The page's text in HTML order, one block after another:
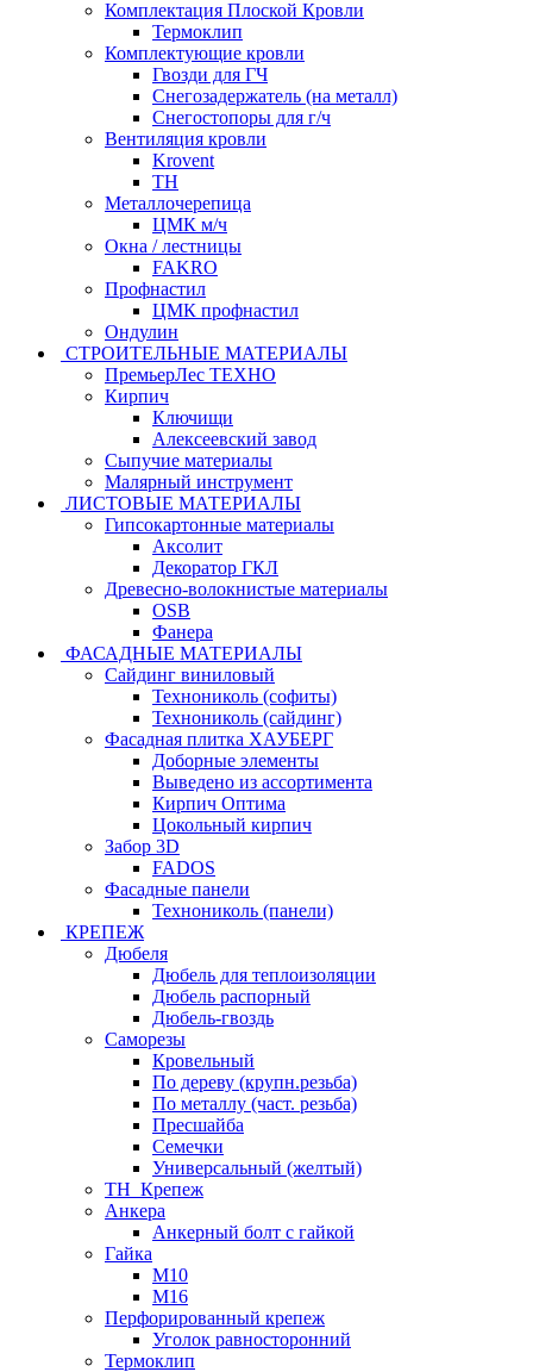
Комплектация Плоской Кровли
Термоклип
Комплектующие кровли
Гвозди для ГЧ
Снегозадержатель (на металл)
Снегостопоры для г/ч
Вентиляция кровли
Krovent
ТН
Металлочерепица
ЦМК м/ч
Окна / лестницы
FAKRO
Профнастил
ЦМК профнастил
Ондулин
СТРОИТЕЛЬНЫЕ МАТЕРИАЛЫ
ПремьерЛес ТЕХНО
Кирпич
Ключищи
Алексеевский завод
Сыпучие материалы
Малярный инструмент
ЛИСТОВЫЕ МАТЕРИАЛЫ
Гипсокартонные материалы
Аксолит
Декоратор ГКЛ
Древесно-волокнистые материалы
OSB
Фанера
ФАСАДНЫЕ МАТЕРИАЛЫ
Сайдинг виниловый
Технониколь (софиты)
Технониколь (сайдинг)
Фасадная плитка ХАУБЕРГ
Доборные элементы
Выведено из ассортимента
Кирпич Оптима
Цокольный кирпич
Забор 3D
FADOS
Фасадные панели
Технониколь (панели)
КРЕПЕЖ
Дюбеля
Дюбель для теплоизоляции
Дюбель распорный
Дюбель-гвоздь
Саморезы
Кровельный
По дереву (крупн.резьба)
По металлу (част. резьба)
Пресшайба
Семечки
Универсальный (желтый)
ТН_Крепеж
Анкера
Анкерный болт с гайкой
Гайка
М10
М16
Перфорированный крепеж
Уголок равносторонний
Термоклип